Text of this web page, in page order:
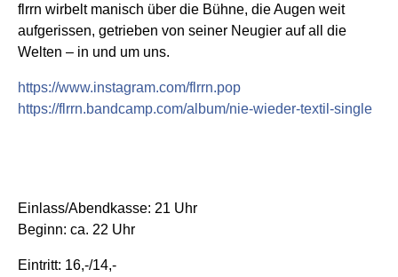
flrrn wirbelt manisch über die Bühne, die Augen weit
aufgerissen, getrieben von seiner Neugier auf all die
Welten – in und um uns.
https://www.instagram.com/flrrn.pop
https://flrrn.bandcamp.com/album/nie-wieder-textil-single
Einlass/Abendkasse: 21 Uhr
Beginn: ca. 22 Uhr
Eintritt: 16,-/14,-